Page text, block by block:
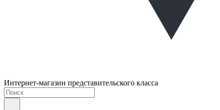
Интернет-магазин представительского класса